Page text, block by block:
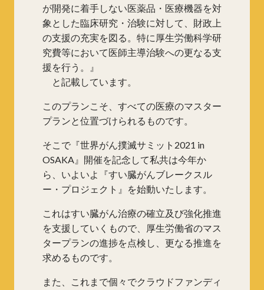
が開発に着手しない医薬品・医療機器を対
象とした臨床研究・治験に対して、財政上
の支援の充実を図る。特に厚生労働科学研
究費等において医師主導治験への更なる支
援を行う。』
と記載しています。
このプランこそ、すべての医療のマスター
プランと位置づけられるものです。
そこで『世界がん撲滅サミット2021 in
OSAKA』開催を記念して私共は今年か
ら、いよいよ『すい臓がんブレークスル
ー・プロジェクト』を始動いたします。
これはすい臓がん治療の確立及び強化推進
を支援していくもので、厚生労働省のマス
タープランの進捗を点検し、更なる推進を
求めるものです。
また、これまで個々でクラウドファンディ